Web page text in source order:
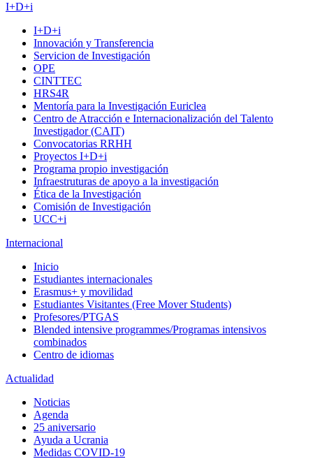
I+D+i
I+D+i
Innovación y Transferencia
Servicion de Investigación
OPE
CINTTEC
HRS4R
Mentoría para la Investigación Euriclea
Centro de Atracción e Internacionalización del Talento
Investigador (CAIT)
Convocatorias RRHH
Proyectos I+D+i
Programa propio investigación
Infraestruturas de apoyo a la investigación
Ética de la Investigación
Comisión de Investigación
UCC+i
Internacional
Inicio
Estudiantes internacionales
Erasmus+ y movilidad
Estudiantes Visitantes (Free Mover Students)
Profesores/PTGAS
Blended intensive programmes/Programas intensivos
combinados
Centro de idiomas
Actualidad
Noticias
Agenda
25 aniversario
Ayuda a Ucrania
Medidas COVID-19